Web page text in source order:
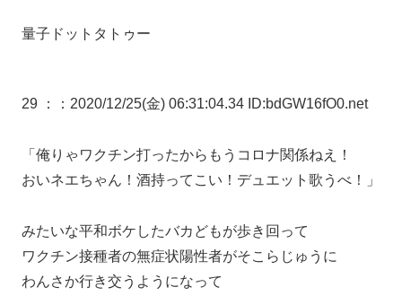
量子ドットタトゥー
29 ： ：2020/12/25(金) 06:31:04.34 ID:bdGW16fO0.net
「俺りゃワクチン打ったからもうコロナ関係ねえ！
おいネエちゃん！酒持ってこい！デュエット歌うべ！」
みたいな平和ボケしたバカどもが歩き回って
ワクチン接種者の無症状陽性者がそこらじゅうに
わんさか行き交うようになって